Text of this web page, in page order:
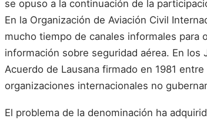
se opuso a la continuación de la
En la Organización de Aviación Civil
mucho tiempo de canales informales
información sobre seguridad aérea. En
Acuerdo de Lausana firmado en 1981
organizaciones internacionales no
El problema de la denominación ha